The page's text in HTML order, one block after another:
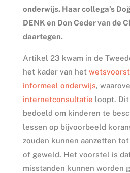
onderwijs. Haar collega’s
DENK en Don Ceder van de
daartegen.
Artikel 23 kwam in de
het kader van het
informeel onderwijs,
internetconsultatie loopt.
bedoeld om kinderen te
lessen op bijvoorbeeld
zouden kunnen aanzetten
of geweld. Het voorstel is
misstanden kunnen worden